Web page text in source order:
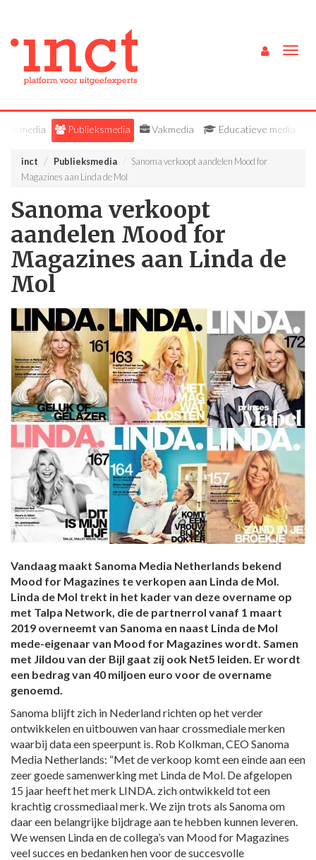
Alle media Publieksmedia Vakmedia Educatieve media
inct Publieksmedia
Sanoma verkoopt aandelen Mood for
Magazines aan Linda de Mol
Sanoma verkoopt
aandelen Mood for
Magazines aan Linda de
Mol
Vandaag maakt Sanoma Media Netherlands bekend
Mood for Magazines te verkopen aan Linda de Mol.
Linda de Mol trekt in het kader van deze overname op
met Talpa Network, die de partnerrol vanaf 1 maart
2019 overneemt van Sanoma en naast Linda de Mol
mede-eigenaar van Mood for Magazines wordt. Samen
met Jildou van der Bijl gaat zij ook Net5 leiden. Er wordt
een bedrag van 40 miljoen euro voor de overname
genoemd.
Sanoma blijft zich in Nederland richten op het verder
ontwikkelen en uitbouwen van haar crossmediale merken
waarbij data een speerpunt is. Rob Kolkman, CEO Sanoma
Media Netherlands: “Met de verkoop komt een einde aan een
zeer goede samenwerking met Linda de Mol. De afgelopen
15 jaar heeft het merk LINDA. zich ontwikkeld tot een
krachtig crossmediaal merk. We zijn trots als Sanoma om
daar een belangrijke bijdrage aan te hebben kunnen leveren.
We wensen Linda en de collega’s van Mood for Magazines
veel succes en bedanken hen voor de succesvolle